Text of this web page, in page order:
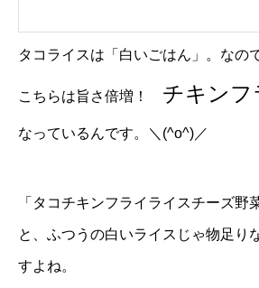
タコライスは「白いごはん」。なの
こちらは旨さ倍増！ チキンフ
なっているんです。＼(^o^)／
「タコチキンフライライスチーズ野
と、ふつうの白いライスじゃ物足り
すよね。